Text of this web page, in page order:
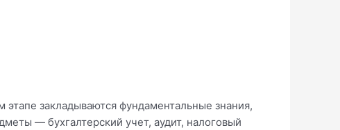
закладываются фундаментальные знания,
— бухгалтерский учет, аудит, налоговый